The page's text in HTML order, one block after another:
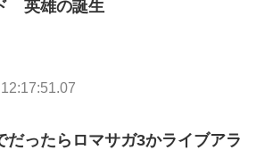
英雄の誕生
だったらロマサガ3かライブアラ